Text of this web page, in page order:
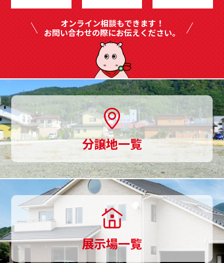
ご
用
意、
土
地
探
し
ら
家
オンライン相談もできます！
お問い合わせの際にお伝えください。
分譲地一覧
展示場一覧